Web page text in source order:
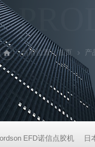
当前位置：首页 产
EFD诺信点胶机 日